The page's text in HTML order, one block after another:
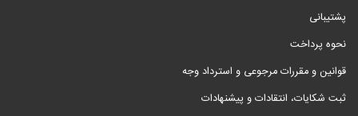
پشتیبانی
نحوه پرداخت
قوانین و مقررات مرجوعی و استرداد وجه
ثبت شکایات، انتقادات و پیشنهادات